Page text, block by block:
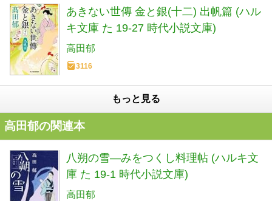
あきない世傳 金と銀(十二) 出帆篇 (ハル
キ文庫 た 19-27 時代小説文庫)
高田郁
3116
もっと見る
高田郁の関連本
八朔の雪―みをつくし料理帖 (ハルキ文
庫 た 19-1 時代小説文庫)
高田郁